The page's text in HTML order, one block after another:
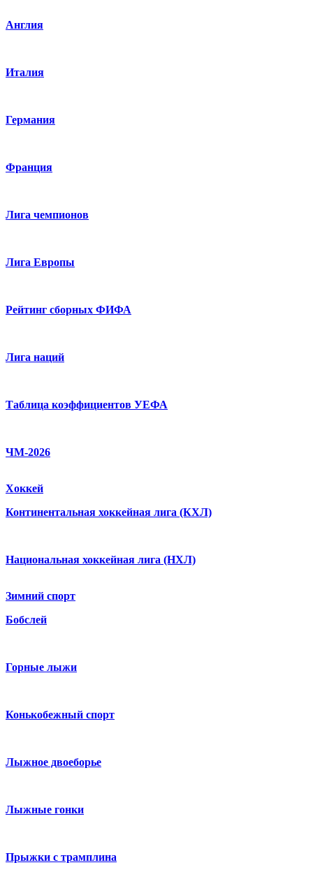
Англия
Италия
Германия
Франция
Лига чемпионов
Лига Европы
Рейтинг сборных ФИФА
Лига наций
Таблица коэффициентов УЕФА
ЧМ-2026
Хоккей
Континентальная хоккейная лига (КХЛ)
Национальная хоккейная лига (НХЛ)
Зимний спорт
Бобслей
Горные лыжи
Конькобежный спорт
Лыжное двоеборье
Лыжные гонки
Прыжки с трамплина